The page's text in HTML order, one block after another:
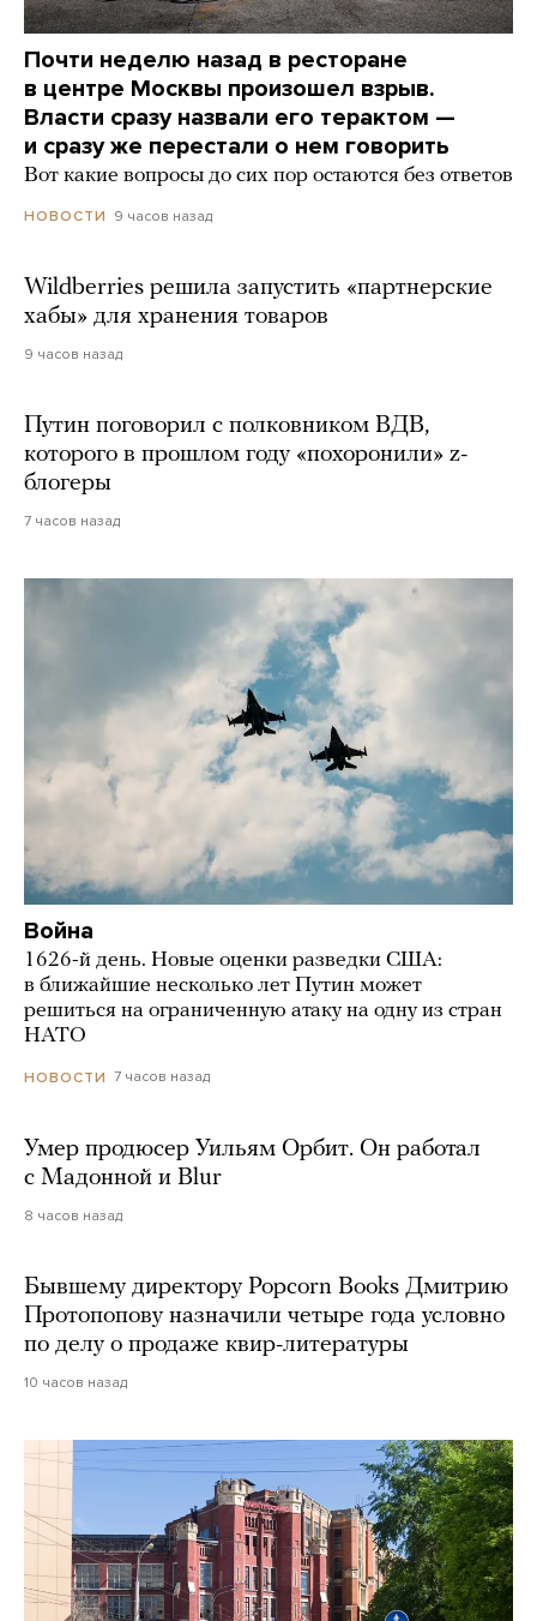
Почти неделю назад в ресторане
в центре Москвы произошел взрыв.
Власти сразу назвали его терактом —
и сразу же перестали о нем говорить
Вот какие вопросы до сих пор остаются без ответов
НОВОСТИ 9 часов назад
Wildberries решила запустить «партнерские
хабы» для хранения товаров
9 часов назад
Путин поговорил с полковником ВДВ,
которого в прошлом году «похоронили» z-
блогеры
7 часов назад
Война
1626-й день. Новые оценки разведки США:
в ближайшие несколько лет Путин может
решиться на ограниченную атаку на одну из стран
НАТО
НОВОСТИ 7 часов назад
Умер продюсер Уильям Орбит. Он работал
с Мадонной и Blur
8 часов назад
Бывшему директору Popcorn Books Дмитрию
Протопопову назначили четыре года условно
по делу о продаже квир-литературы
10 часов назад